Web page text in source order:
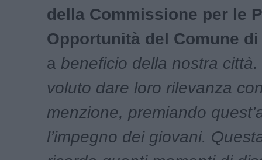
della Commissione per le
Opportunità del Comune
a beneficio della nostra
voluto dare loro rilevanza
menzione, premiando
l’impegno dei giovani.